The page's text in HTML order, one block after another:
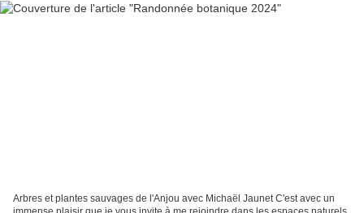
Arbres et plantes sauvages de l'Anjou avec Michaël Jaunet C'est avec un